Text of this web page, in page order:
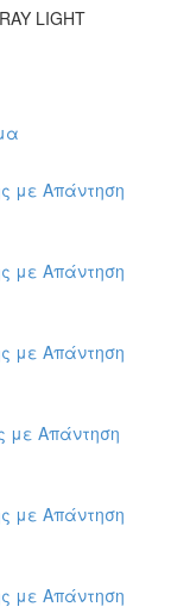
LIGHT
με Απάντηση
με Απάντηση
με Απάντηση
με Απάντηση
με Απάντηση
με Απάντηση